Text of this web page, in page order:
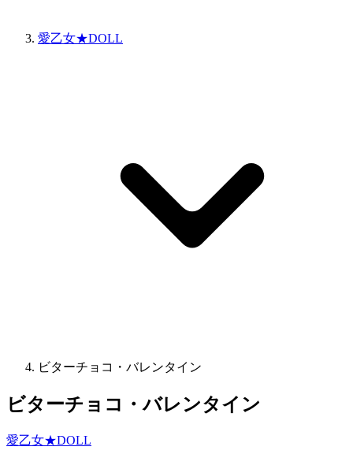
愛乙女★DOLL
ビターチョコ・バレンタイン
ビターチョコ・バレンタイン
愛乙女★DOLL